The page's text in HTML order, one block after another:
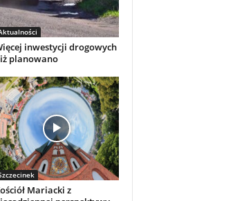
inwestycji drogowych
planowano
Mariacki z